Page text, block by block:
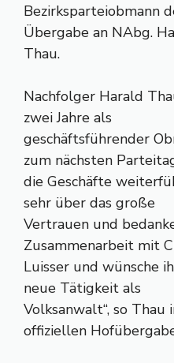
Bezirksparteiobmann
Übergabe an NAbg.
Thau.
Nachfolger Harald
zwei Jahre als
geschäftsführender
zum nächsten
die Geschäfte
sehr über das große
Vertrauen und
Zusammenarbeit mit
Luisser und wünsche
neue Tätigkeit als
Volksanwalt“, so Thau
offiziellen